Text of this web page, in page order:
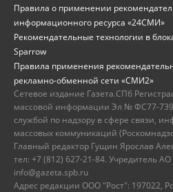
Правила о применении
информационного ресурса «24СМИ»
Рекомендательные технологии в
Sparrow
Правила применения
рекламно-обменной сети «СМИ2»
Сетевое издание Газета.СПб
массовой информации Эл № ФС77-
службой по надзору в сфере связи,
массовых коммуникаций
Главный редактор Гущин Ярослав
тел: +7 (812) 627-21-84. Учредитель
info@gazeta.spb.ru
Адрес редакции ООО "Рост": 197022,